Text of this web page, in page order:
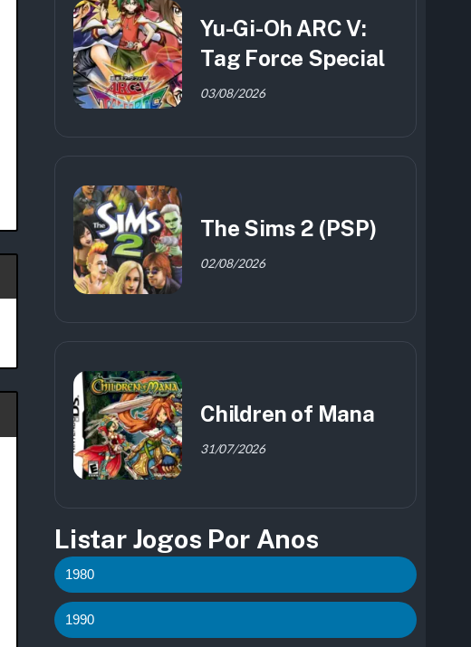
Yu-Gi-Oh ARC V:
Tag Force Special
03/08/2026
The Sims 2 (PSP)
02/08/2026
Children of Mana
31/07/2026
Listar Jogos Por Anos
1980
1990